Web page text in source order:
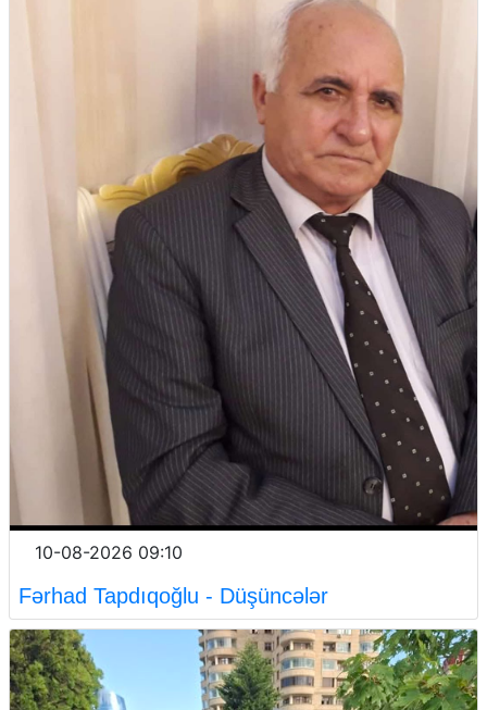
10-08-2026 09:10
Fərhad Tapdıqoğlu - Düşüncələr